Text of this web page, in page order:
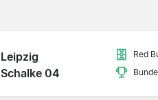
Leipzig
Schalke 04
Red